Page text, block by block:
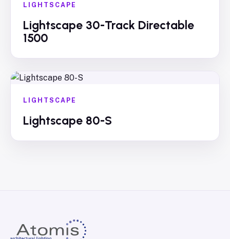
LIGHTSCAPE
Lightscape 30-Track Directable
1500
LIGHTSCAPE
Lightscape 80-S